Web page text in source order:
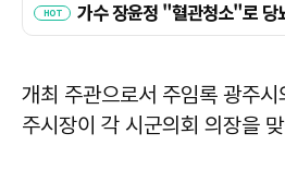
개최 주관으로서 주임록 광주
주시장이 각 시군의회 의장을